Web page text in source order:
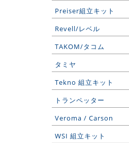
Preiser組立キット
Revell/レベル
TAKOM/タコム
タミヤ
Tekno 組立キット
トランペッター
Veroma / Carson
WSI 組立キット